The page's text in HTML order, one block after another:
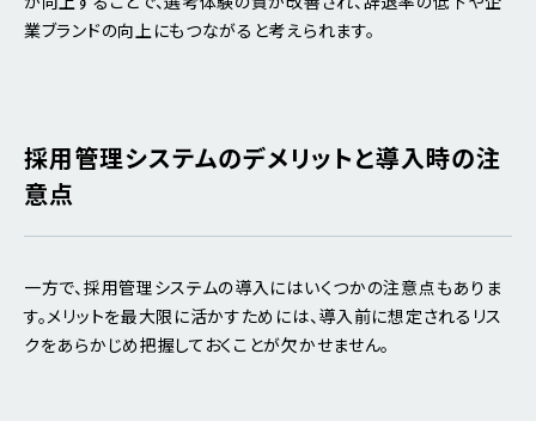
業ブランドの向上にもつながると考えられます。
採用管理システムのデメリットと導入時の注
意点
一方で、採用管理システムの導入にはいくつかの注意点もありま
す。メリットを最大限に活かすためには、導入前に想定されるリス
クをあらかじめ把握しておくことが欠かせません。